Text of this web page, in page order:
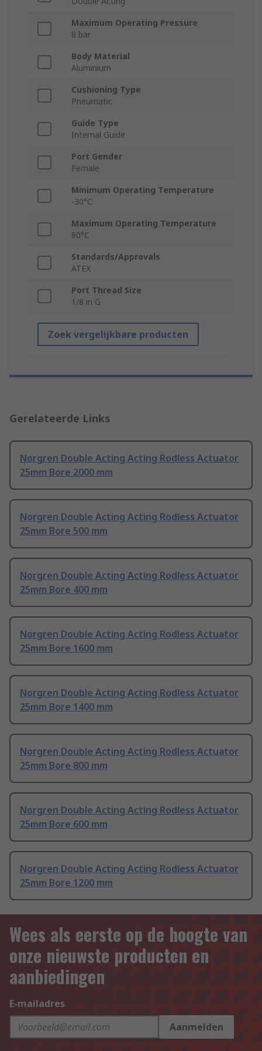
Maximum Operating Pressure
8 bar
Body Material
Aluminium
Cushioning Type
Pneumatic
Guide Type
Internal Guide
Port Gender
Female
Minimum Operating Temperature
-30°C
Maximum Operating Temperature
80°C
Standards/Approvals
ATEX
Port Thread Size
1/8 in G
Zoek vergelijkbare producten
Gerelateerde Links
Norgren Double Acting Acting Rodless Actuator
25mm Bore 2000 mm
Norgren Double Acting Acting Rodless Actuator
25mm Bore 500 mm
Norgren Double Acting Acting Rodless Actuator
25mm Bore 400 mm
Norgren Double Acting Acting Rodless Actuator
25mm Bore 1600 mm
Norgren Double Acting Acting Rodless Actuator
25mm Bore 1400 mm
Norgren Double Acting Acting Rodless Actuator
25mm Bore 800 mm
Norgren Double Acting Acting Rodless Actuator
25mm Bore 600 mm
Norgren Double Acting Acting Rodless Actuator
25mm Bore 1200 mm
Wees als eerste op de hoogte van
onze nieuwste producten en
aanbiedingen
E-mailadres
Aanmelden